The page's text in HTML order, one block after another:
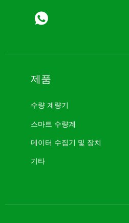
제품
수량 계량기
스마트 수량계
데이터 수집기 ​​및 장치
기타